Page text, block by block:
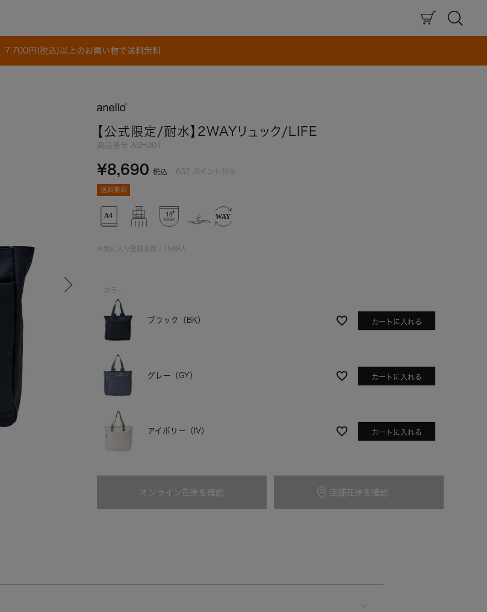
7,700円(税込)以上のお買い物で送料無料
【公式限定/耐水】2WAYリュック/LIFE
商品番号 ASH001
¥8,690 税込 632 ポイント付与
送料無料
お気に入り登録者数： 1548 人
×
カラー
ブラック（BK） カートに入れる
グレー（GY） カートに入れる
アイボリー（IV） カートに入れる
オンライン在庫を確認 店舗在庫を確認